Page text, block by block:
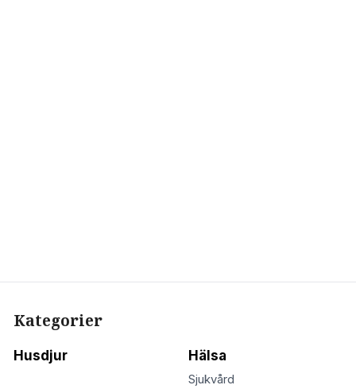
Kategorier
Husdjur Hälsa
Sjukvård